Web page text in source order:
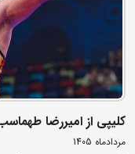
کلیپی از امیررضا
مردادماه 1405